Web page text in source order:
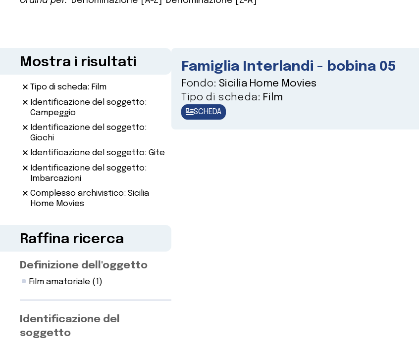
Mostra i risultati
Tipo di scheda: Film
Identificazione del soggetto:
Campeggio
Identificazione del soggetto:
Giochi
Identificazione del soggetto: Gite
Identificazione del soggetto:
Imbarcazioni
Complesso archivistico: Sicilia
Home Movies
Raffina ricerca
Definizione dell'oggetto
Film amatoriale (1)
Identificazione del
soggetto
Famiglia Interlandi - bobina 05
Fondo: Sicilia Home Movies
Tipo di scheda: Film
SCHEDA